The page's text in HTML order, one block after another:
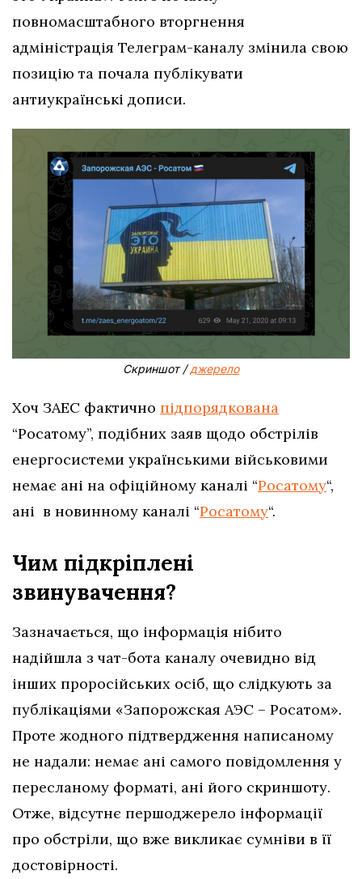
повномасштабного вторгнення
адміністрація Телеграм-каналу змінила свою
позицію та почала публікувати
антиукраїнські дописи.
Скриншот /джерело
Хоч ЗАЕС фактично підпорядкована
“Росатому”, подібних заяв щодо обстрілів
енергосистеми українськими військовими
немає ані на офіційному каналі “Росатому“,
ані в новинному каналі “Росатому“.
Чим підкріплені
звинувачення?
Зазначається, що інформація нібито
надійшла з чат-бота каналу очевидно від
інших проросійських осіб, що слідкують за
публікаціями «Запорожская АЭС – Росатом».
Проте жодного підтвердження написаному
не надали: немає ані самого повідомлення у
пересланому форматі, ані його скриншоту.
Отже, відсутнє першоджерело інформації
про обстріли, що вже викликає сумніви в її
достовірності.